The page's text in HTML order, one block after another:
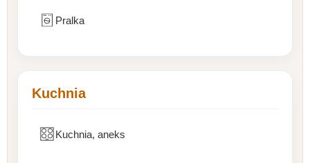
Pralka
Kuchnia
Kuchnia, aneks